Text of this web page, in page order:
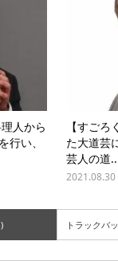
人から
行い、
【すご
た大道芸
芸人の道
2021.08.30
トラックバ